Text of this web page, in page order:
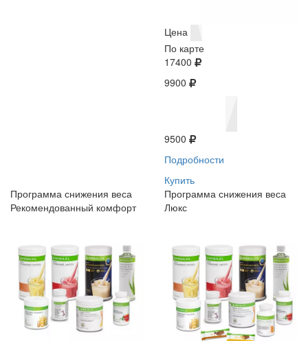
Цена
По карте
17400
9900
9500
Подробности
Купить
Программа снижения веса
Рекомендованный комфорт
Программа снижения веса
Люкс